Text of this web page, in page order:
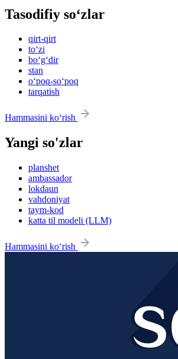
Tasodifiy so‘zlar
qirt-qirt
to‘zi
bo‘g‘dir
stan
o‘poq-so‘poq
tarqatish
Hammasini ko‘rish
Yangi so'zlar
planshet
ambassador
lokdaun
vahdoniyat
taym-kod
katta til modeli (LLM)
Hammasini ko‘rish